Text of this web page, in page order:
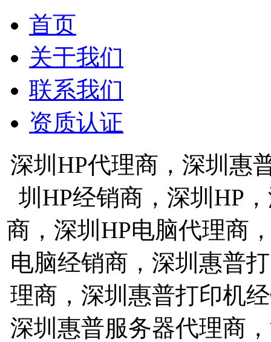
首页
关于我们
联系我们
资质认证
深圳HP代理商，深圳惠
圳HP经销商，深圳HP
商，深圳HP电脑代理商
电脑经销商，深圳惠普
理商，深圳惠普打印机
深圳惠普服务器代理商